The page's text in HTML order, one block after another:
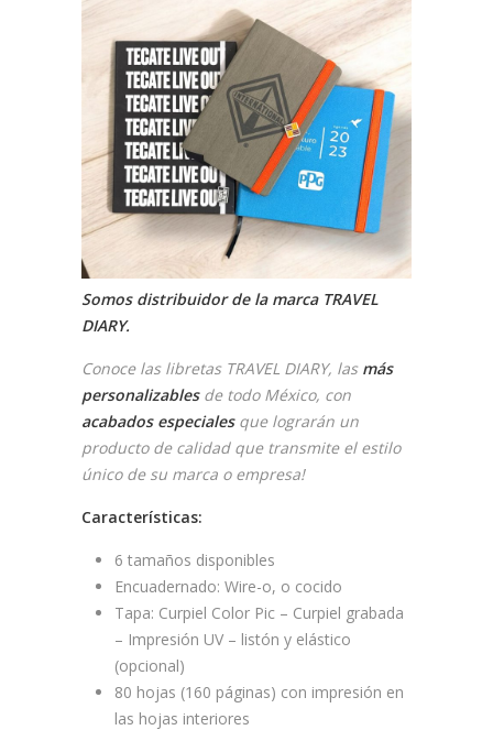
Somos distribuidor de la marca TRAVEL
DIARY.
Conoce las libretas TRAVEL DIARY, las más
personalizablesde todo México, con
acabados especialesque lograrán un
producto de calidad que transmite el estilo
único de su marca o empresa!
Características:
6 tamaños disponibles
Encuadernado: Wire-o, o cocido
Tapa: Curpiel Color Pic – Curpiel grabada
– Impresión UV – listón y elástico
(opcional)
80 hojas (160 páginas) con impresión en
las hojas interiores